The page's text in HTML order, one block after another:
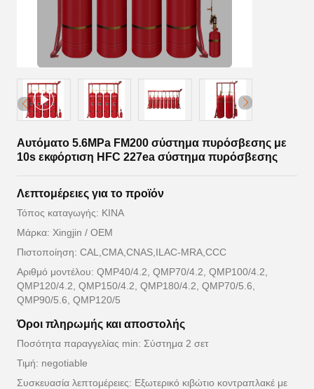
Αυτόματο 5.6MPa FM200 σύστημα πυρόσβεσης με
10s εκφόρτιση HFC 227ea σύστημα πυρόσβεσης
Λεπτομέρειες για το προϊόν
Τόπος καταγωγής: ΚΙΝΑ
Μάρκα: Xingjin / OEM
Πιστοποίηση: CAL,CMA,CNAS,ILAC-MRA,CCC
Αριθμό μοντέλου: QMP40/4.2, QMP70/4.2, QMP100/4.2,
QMP120/4.2, QMP150/4.2, QMP180/4.2, QMP70/5.6,
QMP90/5.6, QMP120/5
Όροι πληρωμής και αποστολής
Ποσότητα παραγγελίας min: Σύστημα 2 σετ
Τιμή: negotiable
Συσκευασία λεπτομέρειες: Εξωτερικό κιβώτιο κοντραπλακέ με